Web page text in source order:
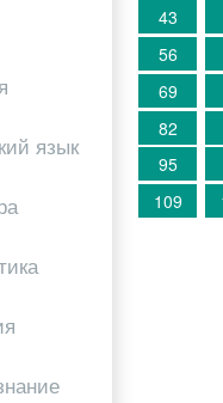
язык
43
56
69
82
95
109